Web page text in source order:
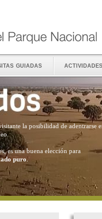
guiadas actividades
la posibilidad de adentrarse
es una buena elección para
puro .